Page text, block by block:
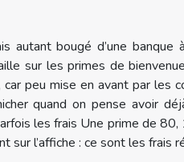
autant bougé d’une
sur les primes de
peu mise en avant par les
quand on pense avoir
les frais Une prime de 80,
sur l’affiche : ce sont les frais